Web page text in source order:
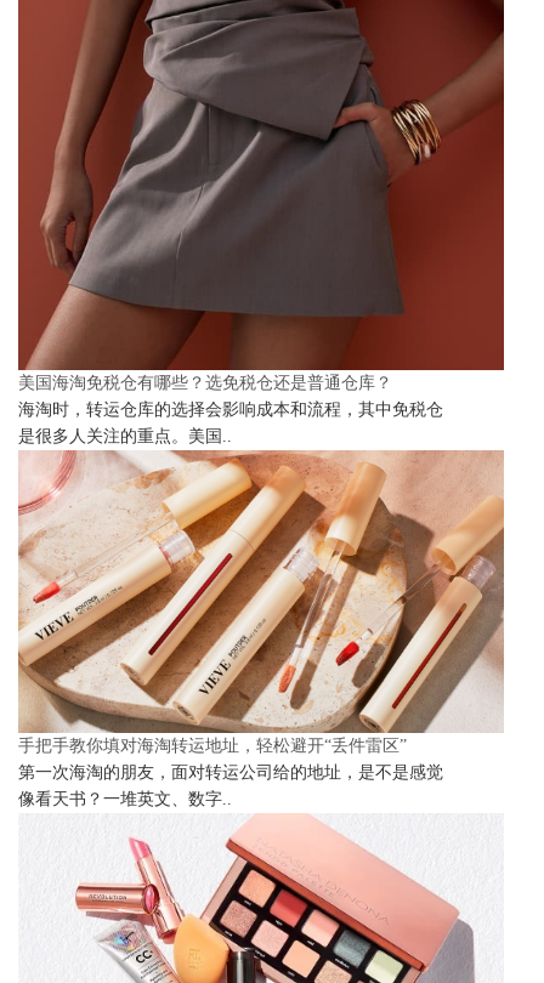
美国海淘免税仓有哪些？选免税仓还是普通仓库？
海淘时，转运仓库的选择会影响成本和流程，其中免税仓
是很多人关注的重点。美国..
手把手教你填对海淘转运地址，轻松避开“丢件雷区”
第一次海淘的朋友，面对转运公司给的地址，是不是感觉
像看天书？一堆英文、数字..